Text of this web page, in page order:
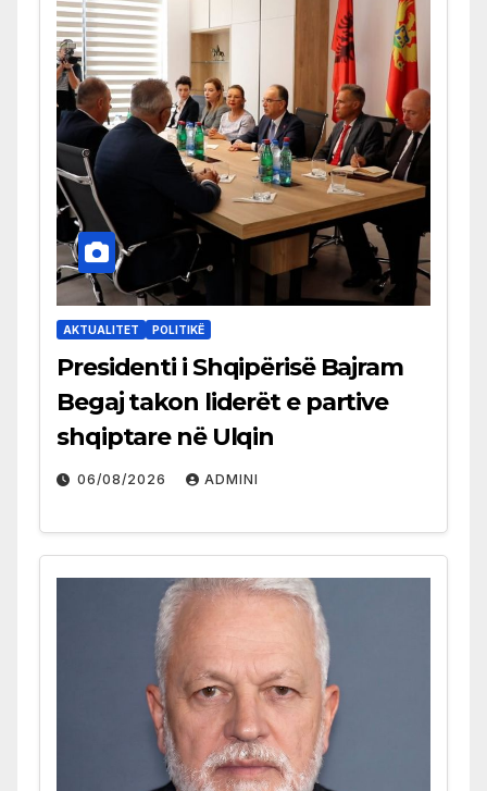
AKTUALITET POLITIKË
Presidenti i Shqipërisë Bajram
Begaj takon liderët e partive
shqiptare në Ulqin
06/08/2026 ADMINI